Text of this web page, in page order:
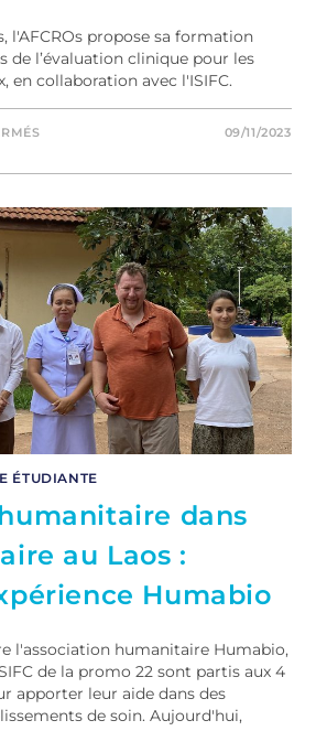
l'AFCROs propose sa formation
de l’évaluation clinique pour les
en collaboration avec l'ISIFC.
09/11/2023
ÉTUDIANTE
dans
au Laos :
Humabio
l'association humanitaire Humabio,
de la promo 22 sont partis aux 4
apporter leur aide dans des
de soin. Aujourd'hui,